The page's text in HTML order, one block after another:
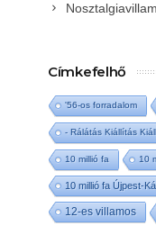
Címkefelhő
'56-os forradalom
- Rálátás Kiállítás
10 millió fa 10
10 millió fa Újpest-
12-es villamos